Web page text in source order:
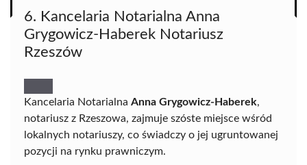
6. Kancelaria Notarialna Anna
Grygowicz-Haberek Notariusz
Rzeszów
Kancelaria Notarialna Anna Grygowicz-Haberek,
notariusz z Rzeszowa, zajmuje szóste miejsce wśród
lokalnych notariuszy, co świadczy o jej ugruntowanej
pozycji na rynku prawniczym.